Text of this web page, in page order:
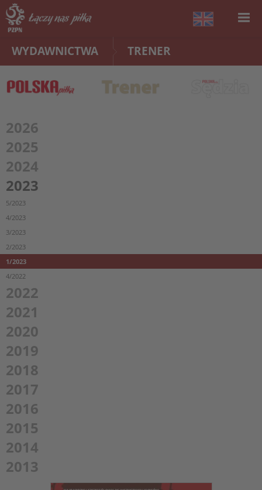
WYDAWNICTWA TRENER
2026
2025
2024
2023
5/2023
4/2023
3/2023
2/2023
1/2023
4/2022
2022
2021
2020
2019
2018
2017
2016
2015
2014
2013